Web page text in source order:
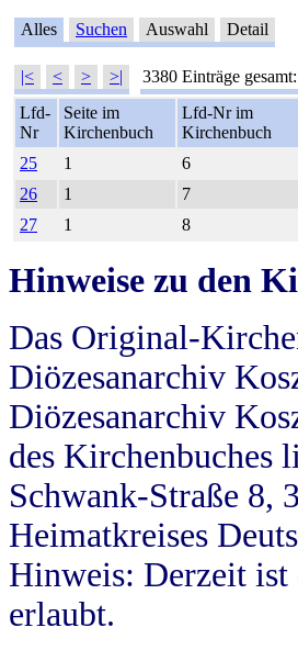
Alles Suchen Auswahl Detail
|< < > >| 3380 Einträge gesamt:
Lfd-
Nr
Seite im
Kirchenbuch
Lfd-Nr im
Kirchenbuch
25
1 6
26
1 7
27
1 8
Hinweise zu den
Das Original-
Diözesanarchiv
Diözesanarchiv
des Kirchenbuches
Schwank-Straße 8,
Heimatkreises
Hinweis: Derzeit ist
erlaubt.